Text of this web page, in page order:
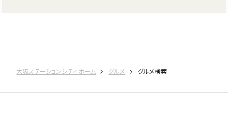
大阪ステーションシティ ホーム グルメ グルメ検索